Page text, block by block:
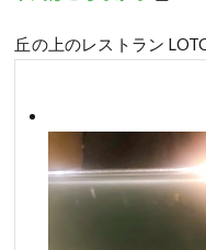
丘の上のレストラン